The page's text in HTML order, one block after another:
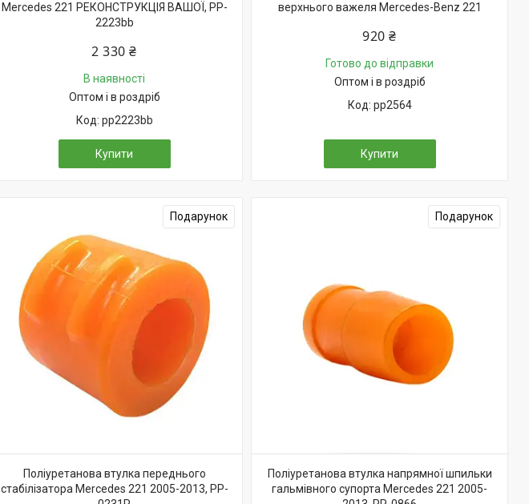
Mercedes 221 РЕКОНСТРУКЦІЯ ВАШОЇ, PP-
2223bb
2 330 ₴
В наявності
Оптом і в роздріб
pp2223bb
Купити
верхнього важеля Mercedes-Benz 221
920 ₴
Готово до відправки
Оптом і в роздріб
pp2564
Купити
Подарунок
Поліуретанова втулка переднього
стабілізатора Merсedes 221 2005-2013, PP-
Подарунок
Поліуретанова втулка напрямної шпильки
гальмівного супорта Mercedes 221 2005-